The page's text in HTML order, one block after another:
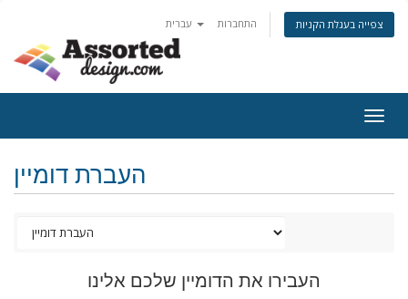
התחברות צפייה בעגלת הקניות
העברת דומיין
העבירו את הדומיין שלכם אלינו